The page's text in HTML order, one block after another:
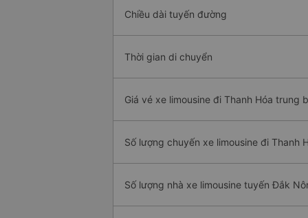
Chiều dài tuyến đường
Thời gian di chuyển
Giá vé xe limousine đi Thanh Hóa trung
Số lượng chuyến xe limousine đi Thanh
Số lượng nhà xe limousine tuyến Đắk